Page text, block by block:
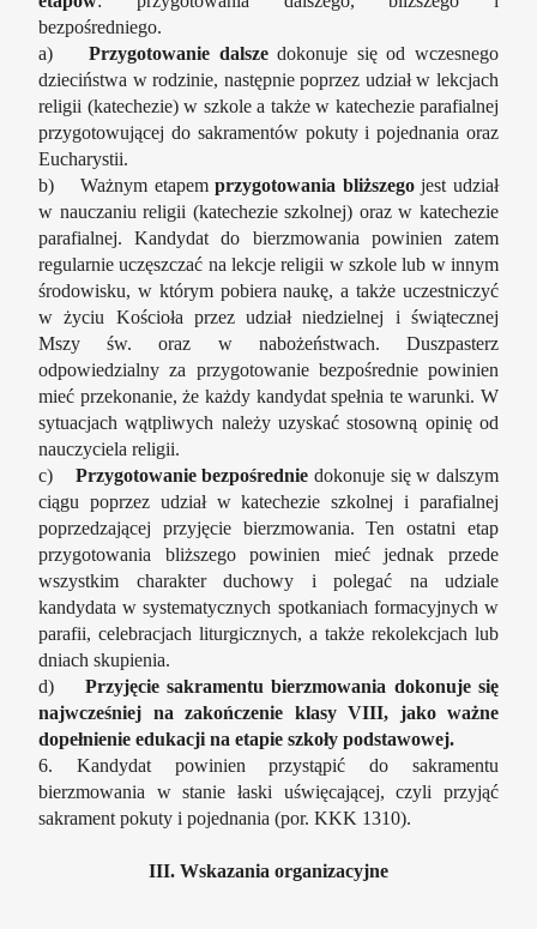
bezpośredniego.
a)Przygotowanie dalszedokonuje się od wczesnego
dzieciństwa w rodzinie, następnie poprzez udział w lekcjach
religii (katechezie) w szkole a także w katechezie parafialnej
przygotowującej do sakramentów pokuty i pojednania oraz
Eucharystii.
b) Ważnym etapemprzygotowania bliższegojest udział
w nauczaniu religii (katechezie szkolnej) oraz w katechezie
parafialnej. Kandydat do bierzmowania powinien zatem
regularnie uczęszczać na lekcje religii w szkole lub w innym
środowisku, w którym pobiera naukę, a także uczestniczyć
w życiu Kościoła przez udział niedzielnej i świątecznej
Mszy św. oraz w nabożeństwach. Duszpasterz
odpowiedzialny za przygotowanie bezpośrednie powinien
mieć przekonanie, że każdy kandydat spełnia te warunki. W
sytuacjach wątpliwych należy uzyskać stosowną opinię od
nauczyciela religii.
c) Przygotowanie bezpośrednie dokonuje się w dalszym
ciągu poprzez udział w katechezie szkolnej i parafialnej
poprzedzającej przyjęcie bierzmowania. Ten ostatni etap
przygotowania bliższego powinien mieć jednak przede
wszystkim charakter duchowy i polegać na udziale
kandydata w systematycznych spotkaniach formacyjnych w
parafii, celebracjach liturgicznych, a także rekolekcjach lub
dniach skupienia.
d) Przyjęcie sakramentu bierzmowania dokonuje się
najwcześniej na zakończenie klasy VIII, jako ważne
dopełnienie edukacji na etapie szkoły podstawowej.
6. Kandydat powinien przystąpić do sakramentu
bierzmowania w stanie łaski uświęcającej, czyli przyjąć
sakrament pokuty i pojednania (por. KKK 1310).
III. Wskazania organizacyjne